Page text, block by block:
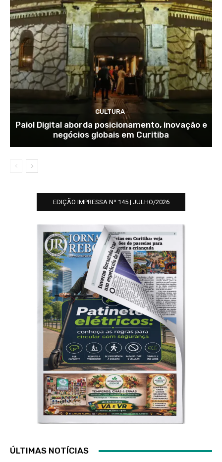
CULTURA
Paiol Digital aborda posicionamento, inovação e
negócios globais em Curitiba
EDIÇÃO IMPRESSA Nº 145 | JULHO/2026
ÚLTIMAS NOTÍCIAS